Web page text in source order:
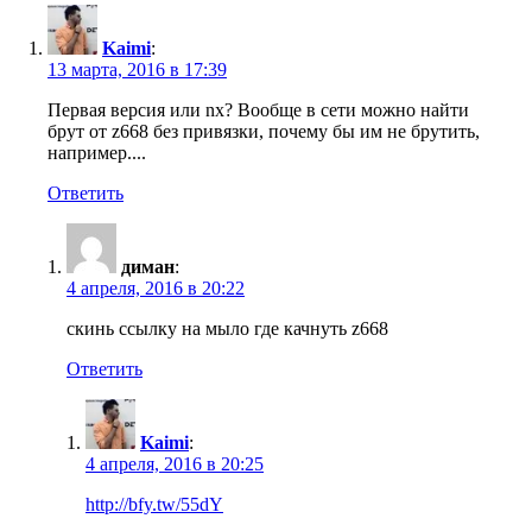
Kaimi:
13 марта, 2016 в 17:39
Первая версия или nx? Вообще в сети можно найти
брут от z668 без привязки, почему бы им не брутить,
например....
Ответить
диман:
4 апреля, 2016 в 20:22
скинь ссылку на мыло где качнуть z668
Ответить
Kaimi:
4 апреля, 2016 в 20:25
http://bfy.tw/55dY